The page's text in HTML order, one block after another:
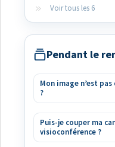
Voir tous les 6
Pendant le
Mon image n’est
?
Puis-je couper ma
visioconférence ?